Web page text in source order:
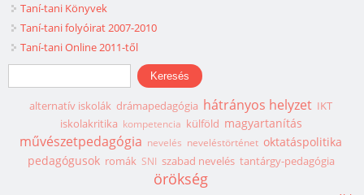
Taní-tani Könyvek
Taní-tani folyóirat 2007-2010
Taní-tani Online 2011-től
Keresés űrlap
Keresés
alternatív iskolák drámapedagógia hátrányos helyzet IKT
iskolakritika kompetencia külföld magyartanítás
művészetpedagógia nevelés neveléstörténet oktatáspolitika
pedagógusok romák SNI szabad nevelés tantárgy-pedagógia
örökség